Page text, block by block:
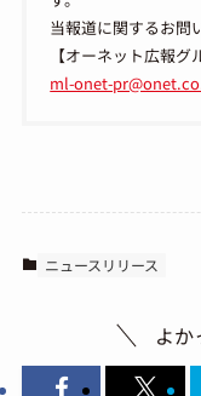
当報道に関するお問
【オーネット広報
ml-onet-
ニュースリリース
よか